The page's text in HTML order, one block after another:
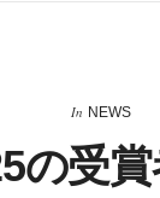
In NEWS
の受